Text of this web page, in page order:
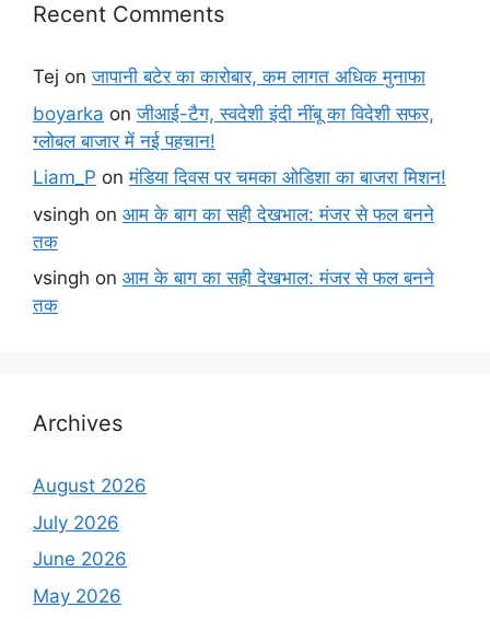
Recent Comments
Tej onजापानी बटेर का कारोबार, कम लागत अधिक मुनाफा
boyarka onजीआई-टैग, स्वदेशी इंदी नींबू का विदेशी सफर,
ग्लोबल बाजार में नई पहचान!
Liam_P onमंडिया दिवस पर चमका ओडिशा का बाजरा मिशन!
vsingh on आम के बाग का सही देखभाल: मंजर से फल बनने
तक
vsingh on आम के बाग का सही देखभाल: मंजर से फल बनने
तक
Archives
August 2026
July 2026
June 2026
May 2026